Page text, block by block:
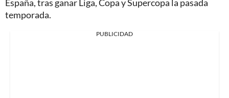
España, tras ganar Liga, Copa y Supercopa la pasada
temporada.
PUBLICIDAD